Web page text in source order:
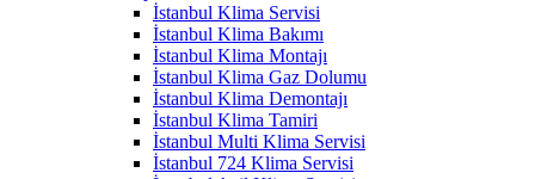
İstanbul Klima Servisi
İstanbul Klima Bakımı
İstanbul Klima Montajı
İstanbul Klima Gaz Dolumu
İstanbul Klima Demontajı
İstanbul Klima Tamiri
İstanbul Multi Klima Servisi
İstanbul 724 Klima Servisi